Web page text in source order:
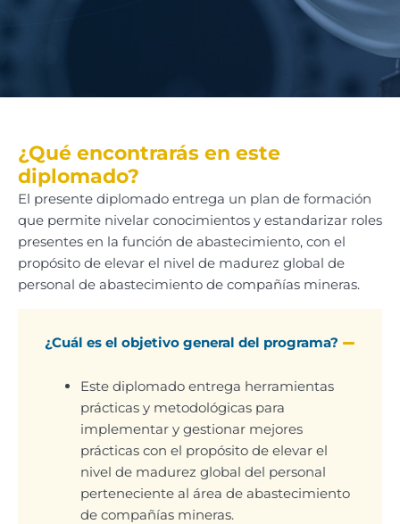
¿Qué encontrarás en este
diplomado?
El presente diplomado entrega un plan de formación
que permite nivelar conocimientos y estandarizar roles
presentes en la función de abastecimiento, con el
propósito de elevar el nivel de madurez global de
personal de abastecimiento de compañías mineras.
¿Cuál es el objetivo general del programa?
Este diplomado entrega herramientas
prácticas y metodológicas para
implementar y gestionar mejores
prácticas con el propósito de elevar el
nivel de madurez global del personal
perteneciente al área de abastecimiento
de compañías mineras.